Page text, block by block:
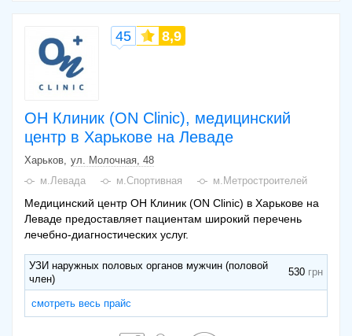
ОН Клиник (ON Clinic), медицинский
центр в Харькове на Леваде
45 8,9
Харьков ул. Молочная, 48
м.Левада
м.Спортивная м.Метростроителей
Медицинский центр ОН Клиник (ON Clinic) в Харькове на
Леваде предоставляет пациентам широкий перечень
лечебно-диагностических услуг.
УЗИ наружных половых органов мужчин (половой
член)
530
смотреть весь прайс